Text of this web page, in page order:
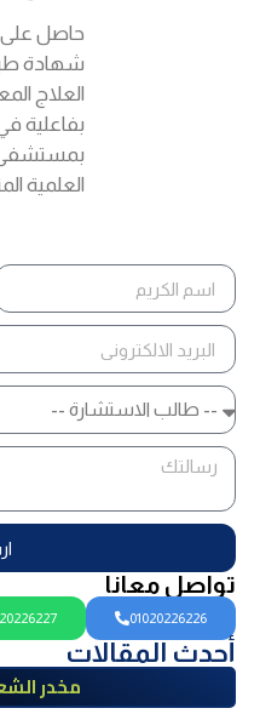
حاصل على
شهادة
بفاعلية
بمستشفى
العلمية
تواصل معانا
01020226226
أحدث المقالات
مخدر